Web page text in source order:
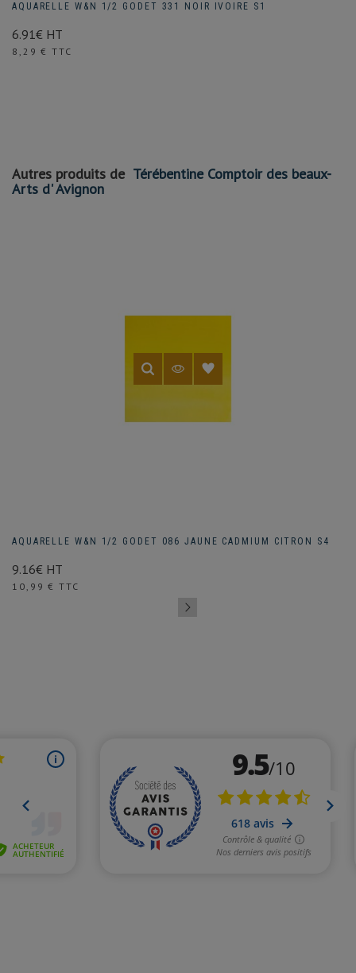
AQUARELLE W&N 1/2 GODET 331 NOIR IVOIRE S1
6.91€ HT
Prix
8,29 € TTC
Autres produits de Térébentine Comptoir des beaux-
Arts d' Avignon
AQUARELLE W&N 1/2 GODET 086 JAUNE CADMIUM CITRON S4
9.16€ HT
Prix
10,99 € TTC